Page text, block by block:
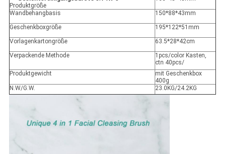
Produktgröße
Wandbehangbasis
150*88*43mm
Geschenkboxgröße
195*122*51mm
Vorlagenkartongröße
63.5*28*42cm
Verpackende Methode
1pcs/color Kasten,
ctn 40pcs/
Produktgewicht
mit Geschenkbox
400g
N.W/G.W.
23.0KG/24.2KG